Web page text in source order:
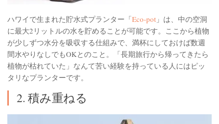
ハワイで生まれた貯水式プランター「Eco-pot 」は、中の空洞
に最大2リットルの水を貯めることが可能です。ここから植物
が少しずつ水分を吸収する仕組みで、満杯にしておけば数週
間水やりなしでもOKとのこと。「長期旅行から帰ってきたら
植物が枯れていた」なんて苦い経験を持っている人にはピッ
タリなプランターです。
2. 積み重ねる